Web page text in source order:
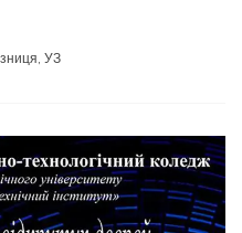
УЗ